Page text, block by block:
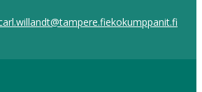
ekokumppanit.fi